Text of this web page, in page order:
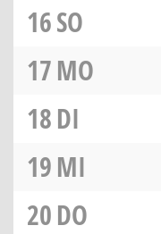
16SO
17MO
18DI
19MI
20DO